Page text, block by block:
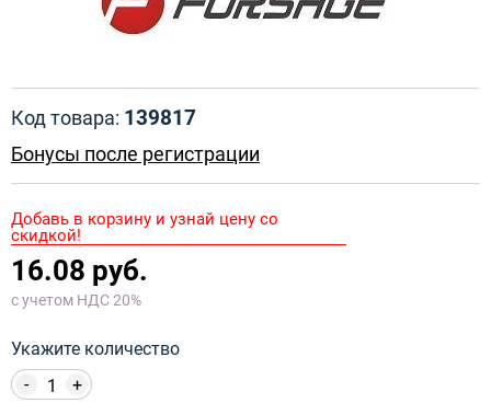
Код товара: 139817
Бонусы после регистрации
Добавь в корзину и узнай цену со
скидкой!
16.08 руб.
с учетом НДС 20%
Укажите количество
+
-